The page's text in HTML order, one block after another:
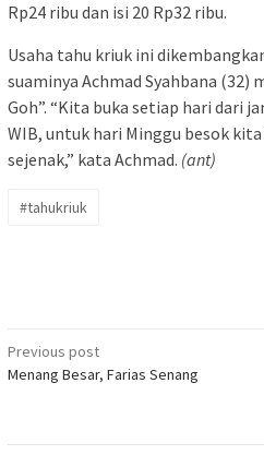
Rp24 ribu dan isi 20 Rp32 ribu.
Usaha tahu kriuk ini
suaminya Achmad Syahbana (32)
Goh”. “Kita buka setiap hari dari
WIB, untuk hari Minggu besok
sejenak,” kata Achmad. (ant)
#tahukriuk
Post
navigation
Previous post
Menang Besar, Farias Senang